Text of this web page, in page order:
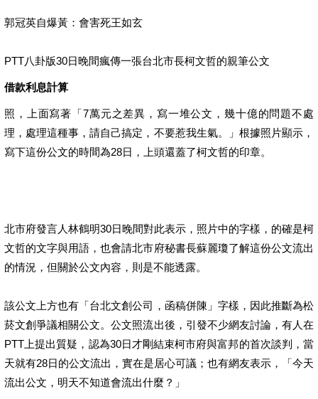
郭冠英自爆黃：會害死王如玄
PTT八卦版30日晚間瘋傳一張台北市長柯文哲的親筆公文
借款利息計算
照，上面寫著「7萬元之差異，寫一堆公文，幾十億的問題不處
理，處理這種事，請自己搞定，不要惹我生氣。」根據照片顯示，
寫下這份公文的時間為28日，上頭還蓋了柯文哲的印章。
北市府發言人林鶴明30日晚間對此表示，照片中的字樣，的確是柯
文哲的文字與用語，也會請北市府秘書長蘇麗瓊了解這份公文流出
的情況，但關於公文內容，則是不能透露。
該公文上方也有「台北文創公司，函稿併陳」字樣，因此推斷為松
菸文創爭議相關公文。公文照流出後，引發不少網友討論，有人在
PTT上提出質疑，認為30日才剛結束柯市府與富邦的首次談判，當
天就有28日的公文流出，實在是居心可議；也有網友表示，「今天
流出公文，明天不知道會流出什麼？」